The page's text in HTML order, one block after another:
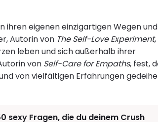
ihren eigenen einzigartigen Wegen und
Autorin von The Self-Love Experiment,
leben und sich außerhalb ihrer
von Self-Care for Empaths, fest,
von vielfältigen Erfahrungen
sexy Fragen, die du deinem Crush